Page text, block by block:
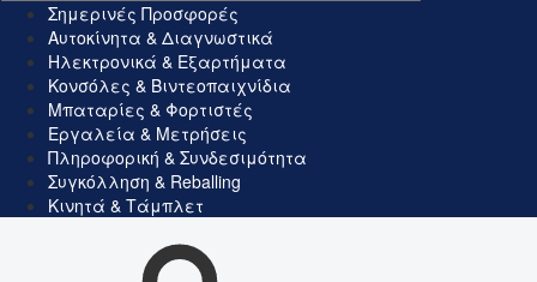
Σημερινές Προσφορές
Αυτοκίνητα & Διαγνωστικά
Ηλεκτρονικά & Εξαρτήματα
Κονσόλες & Βιντεοπαιχνίδια
Μπαταρίες & Φορτιστές
Εργαλεία & Μετρήσεις
Πληροφορική & Συνδεσιμότητα
Συγκόλληση & Reballing
Κινητά & Τάμπλετ